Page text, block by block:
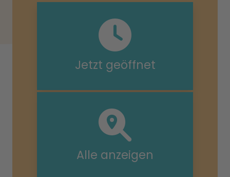
Jetzt geöffnet
Alle anzeigen